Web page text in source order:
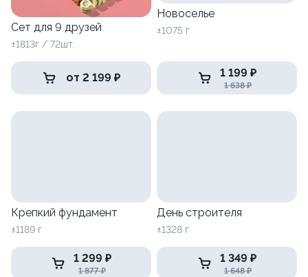
Сет для 9 друзей
±1813г / 72шт.
от 2 199 ₽
Новоселье
±1075 г
1 199 ₽
1 638 ₽
Крепкий фундамент
±1189 г
1 299 ₽
1 877 ₽
День строителя
±1328 г
1 349 ₽
1 648 ₽